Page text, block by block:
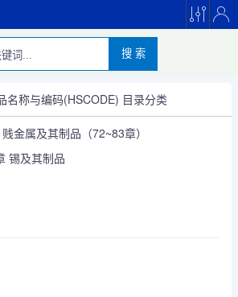
搜 索
名称与编码(HSCODE) 目录分类
金属及其制品（72~83章）
锡及其制品